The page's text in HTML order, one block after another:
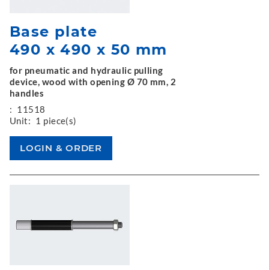
Base plate
490 x 490 x 50 mm
for pneumatic and hydraulic pulling
device, wood with opening Ø 70 mm, 2
handles
: 11518
Unit: 1 piece(s)